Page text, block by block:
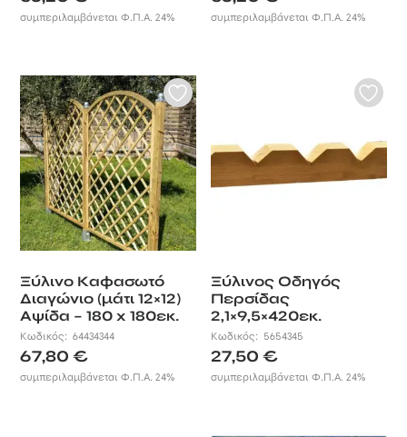
συμπεριλαμβάνεται Φ.Π.Α. 24% συμπεριλαμβάνεται Φ.Π.Α. 24%
Ξύλινο Καφασωτό
Διαγώνιο (μάτι 12×12)
Αψίδα – 180 x 180εκ.
Κωδικός:64434344
67,80€
συμπεριλαμβάνεται Φ.Π.Α. 24%
Ξύλινος Οδηγός
Περσίδας
2,1×9,5×420εκ.
Κωδικός: 5654345
27,50€
συμπεριλαμβάνεται Φ.Π.Α. 24%